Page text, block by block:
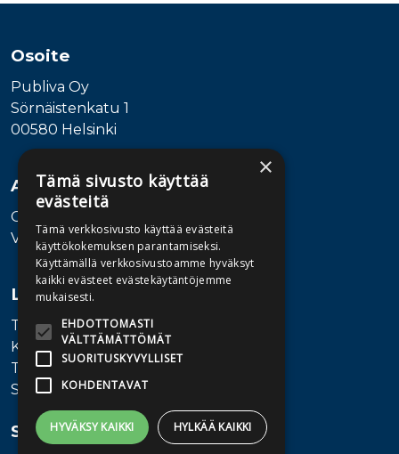
Osoite
Publiva Oy
Sörnäistenkatu 1
00580 Helsinki
Asiakaspalvelu
Ota yhteyttä
Vaihde: 010 345100
Lisätietoa
Toimitusehdot
Käyttöohjeet
Tietosuojaseloste
Saavutettavuusseloste
Seuraa meitä
×
Tämä sivusto käyttää
evästeitä
Tämä verkkosivusto käyttää evästeitä
käyttökokemuksen parantamiseksi.
Käyttämällä verkkosivustoamme hyväksyt
kaikki evästeet evästekäytäntöjemme
mukaisesti.
EHDOTTOMASTI
VÄLTTÄMÄTTÖMÄT
SUORITUSKYVYLLISET
KOHDENTAVAT
HYVÄKSY KAIKKI HYLKÄÄ KAIKKI